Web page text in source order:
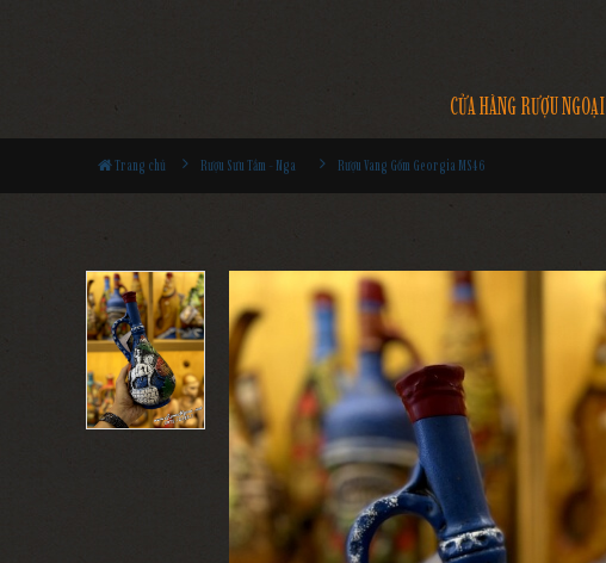
CỬA HÀNG RƯỢU NGOẠI
Trang chủ Rượu Sưu Tầm - Nga Rượu Vang Gốm Georgia MS46